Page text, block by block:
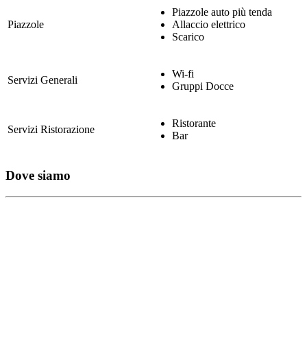
Piazzole
Piazzole auto più tenda
Allaccio elettrico
Scarico
Servizi Generali
Wi-fi
Gruppi Docce
Servizi Ristorazione
Ristorante
Bar
Dove siamo